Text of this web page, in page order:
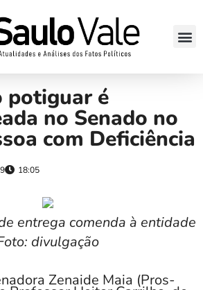
potiguar é
no Senado no
com Deficiência
18:05
entrega comenda à entidade
divulgação
Zenaide Maia (Pros-